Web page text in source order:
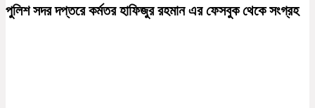
পুলিশ সদর দপ্তরে কর্মতর হাফিজুর রহমান এর ফেসবুক থেকে সংগ্রহ